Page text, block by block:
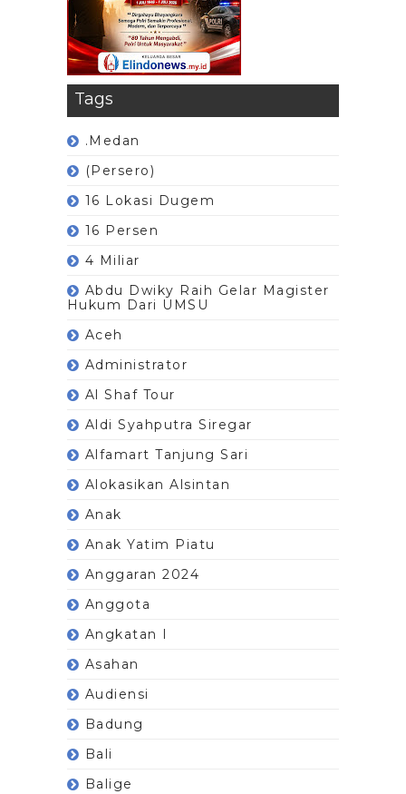
Tags
.Medan
(Persero)
16 Lokasi Dugem
16 Persen
4 Miliar
Abdu Dwiky Raih Gelar Magister
Hukum Dari UMSU
Aceh
Administrator
Al Shaf Tour
Aldi Syahputra Siregar
Alfamart Tanjung Sari
Alokasikan Alsintan
Anak
Anak Yatim Piatu
Anggaran 2024
Anggota
Angkatan I
Asahan
Audiensi
Badung
Bali
Balige